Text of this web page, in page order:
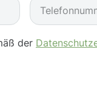
der